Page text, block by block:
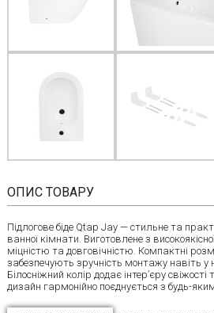
ОПИС ТОВАРУ
Підлогове біде Qtap Jay — стильне та
ванної кімнати. Виготовлене з
міцністю та довговічністю. Компактні
забезпечують зручність монтажу навіть у
Білосніжний колір додає інтер’єру
дизайн гармонійно поєднується з будь-